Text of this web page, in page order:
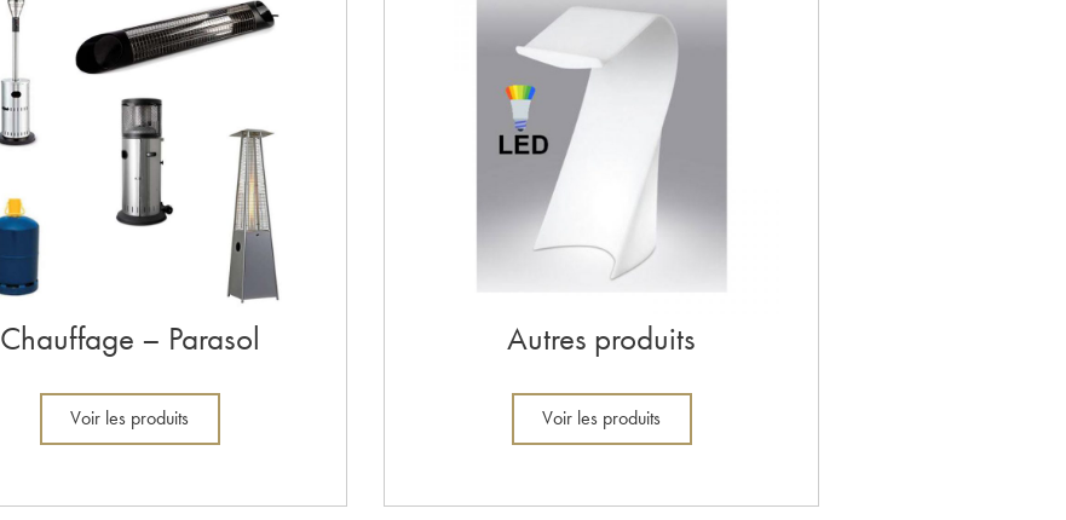
Chauffage – Parasol
Voir les produits
Autres produits
Voir les produits